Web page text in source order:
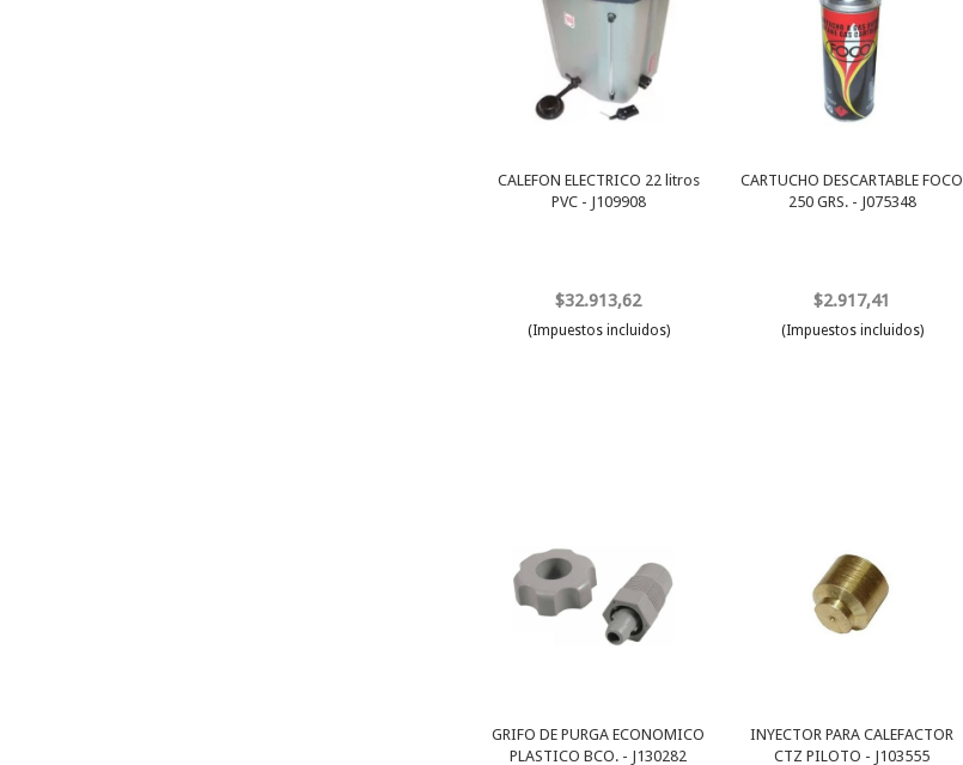
CALEFON ELECTRICO 22 litros
PVC - J109908
$32.913,62
(Impuestos incluidos)
CARTUCHO DESCARTABLE FOCO
250 GRS. - J075348
$2.917,41
(Impuestos incluidos)
GRIFO DE PURGA ECONOMICO
PLASTICO BCO. - J130282
INYECTOR PARA CALEFACTOR
CTZ PILOTO - J103555